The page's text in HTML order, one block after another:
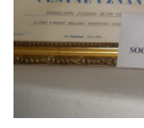
VIDEOZÁZNAMY Z
FOTOALBUM
ČLENOVÉ -